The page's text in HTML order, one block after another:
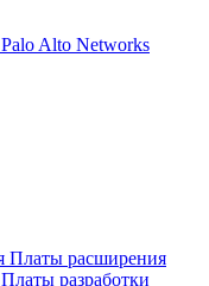
Palo Alto Networks
Платы расширения
Платы разработки